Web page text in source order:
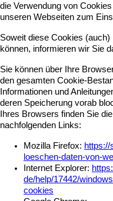
die Verwendung von
unseren Webseiten zum
Soweit diese Cookies
können, informieren wir Sie
Sie können über Ihre
den gesamten Cookie-
Informationen und
deren Speicherung vorab
Ihres Browsers finden Sie
nachfolgenden Links:
Mozilla Firefox:
loeschen-daten-von-
Internet Explorer:
de/help/17442/
cookies